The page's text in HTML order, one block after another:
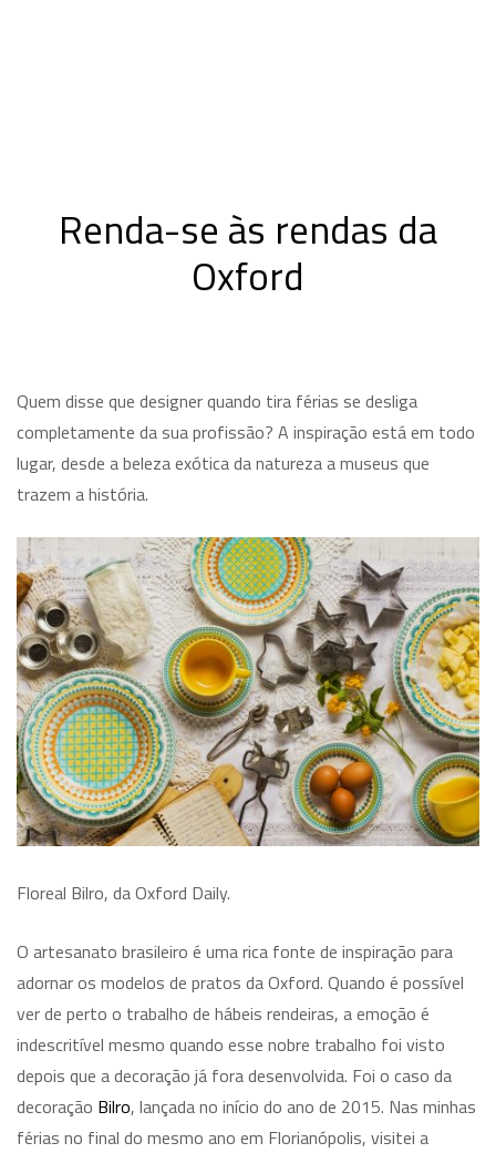
Renda-se às rendas da
Oxford
Quem disse que designer quando tira férias se desliga
completamente da sua profissão? A inspiração está em todo
lugar, desde a beleza exótica da natureza a museus que
trazem a história.
Floreal Bilro, da Oxford Daily.
O artesanato brasileiro é uma rica fonte de inspiração para
adornar os modelos de pratos da Oxford. Quando é possível
ver de perto o trabalho de hábeis rendeiras, a emoção é
indescritível mesmo quando esse nobre trabalho foi visto
depois que a decoração já fora desenvolvida. Foi o caso da
decoração Bilro, lançada no início do ano de 2015. Nas minhas
férias no final do mesmo ano em Florianópolis, visitei a